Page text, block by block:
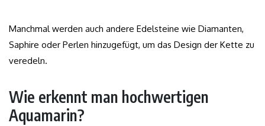
Manchmal werden auch andere Edelsteine wie Diamanten,
Saphire oder Perlen hinzugefügt, um das Design der Kette zu
veredeln.
Wie erkennt man hochwertigen
Aquamarin?